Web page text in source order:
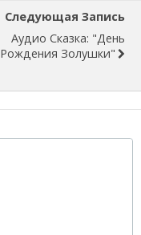
Следующая Запись
Аудио Сказка: "День
Рождения Золушки"